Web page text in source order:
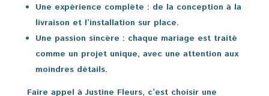
Une expérience complète : de la conception à la
livraison et l’installation sur place.
Une passion sincère : chaque mariage est traité
comme un projet unique, avec une attention aux
moindres détails.
Faire appel à Justine Fleurs, c’est choisir une